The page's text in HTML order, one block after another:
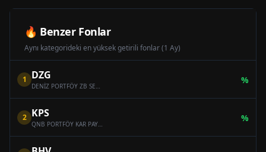
🔥 Benzer Fonlar
Aynı kategorideki en yüksek getirili fonlar (1 Ay)
1 DZG
DENİZ PORTFÖY ZB SERBEST (DÖVİZ) ÖZEL FON
%
2 KPS
QNB PORTFÖY KAR PAYI ÖDEYEN ONİKİNCİ SERBEST (DÖVİZ) FON
%